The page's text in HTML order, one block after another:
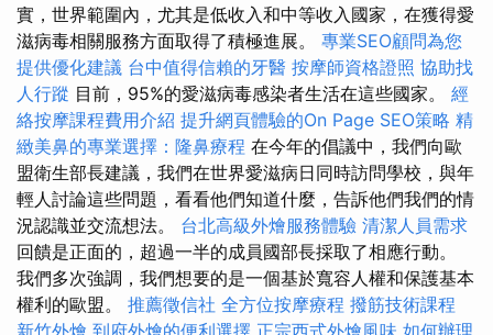
實，世界範圍內，尤其是低收入和中等收入國家，在獲得愛
滋病毒相關服務方面取得了積極進展。 專業SEO顧問為您
提供優化建議 台中值得信賴的牙醫 按摩師資格證照 協助找
人行蹤 目前，95%的愛滋病毒感染者生活在這些國家。 經
絡按摩課程費用介紹 提升網頁體驗的On Page SEO策略 精
緻美鼻的專業選擇：隆鼻療程 在今年的倡議中，我們向歐
盟衛生部長建議，我們在世界愛滋病日同時訪問學校，與年
輕人討論這些問題，看看他們知道什麼，告訴他們我們的情
況認識並交流想法。 台北高級外燴服務體驗 清潔人員需求
回饋是正面的，超過一半的成員國部長採取了相應行動。
我們多次強調，我們想要的是一個基於寬容人權和保護基本
權利的歐盟。 推薦徵信社 全方位按摩療程 撥筋技術課程
新竹外燴 到府外燴的便利選擇 正宗西式外燴風味 如何辦理